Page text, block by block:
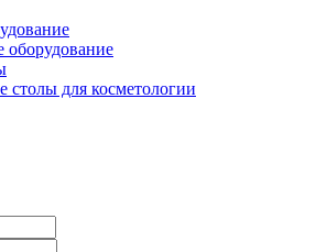
оборудование
столы для косметологии